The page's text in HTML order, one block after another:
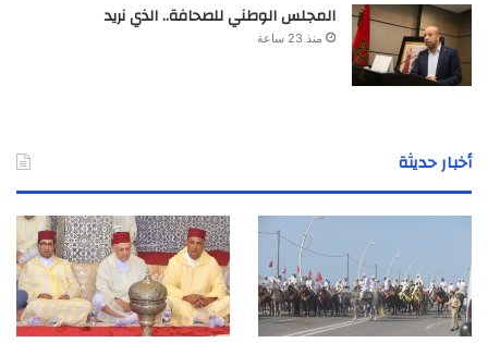
المجلس الوطني للصحافة.. الذي نريد
منذ 23 ساعة
أخبار حديثة